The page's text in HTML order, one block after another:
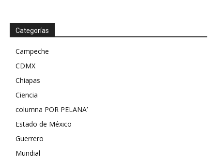
Categorías
Campeche
CDMX
Chiapas
Ciencia
columna POR PELANA’
Estado de México
Guerrero
Mundial